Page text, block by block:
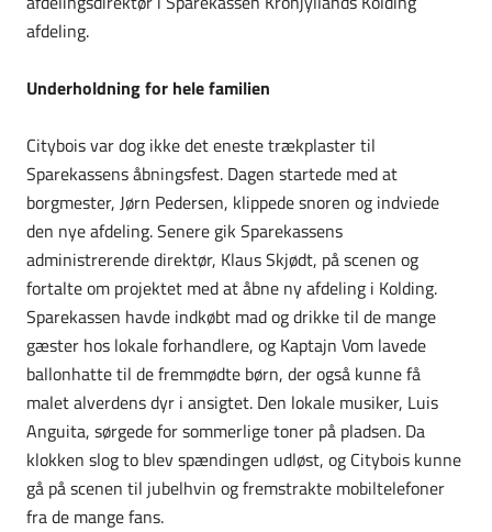
afdeling.
Underholdning for hele familien
Citybois var dog ikke det eneste trækplaster til
Sparekassens åbningsfest. Dagen startede med at
borgmester, Jørn Pedersen, klippede snoren og indviede
den nye afdeling. Senere gik Sparekassens
administrerende direktør, Klaus Skjødt, på scenen og
fortalte om projektet med at åbne ny afdeling i Kolding.
Sparekassen havde indkøbt mad og drikke til de mange
gæster hos lokale forhandlere, og Kaptajn Vom lavede
ballonhatte til de fremmødte børn, der også kunne få
malet alverdens dyr i ansigtet. Den lokale musiker, Luis
Anguita, sørgede for sommerlige toner på pladsen. Da
klokken slog to blev spændingen udløst, og Citybois kunne
gå på scenen til jubelhvin og fremstrakte mobiltelefoner
fra de mange fans.